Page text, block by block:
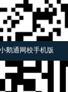
鹅通网校手机版